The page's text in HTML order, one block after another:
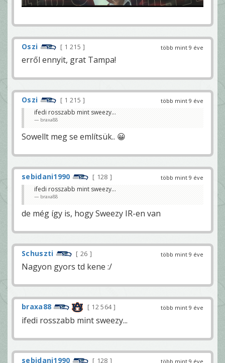
több mint 9 éve
Oszi 1 215
erről ennyit, grat Tampa!
több mint 9 éve
Oszi
1 215
ifedi rosszabb mint sweezy...
braxa88
Sowellt meg se említsük.. 😀
több mint 9 éve
sebidani1990
128
ifedi rosszabb mint sweezy...
braxa88
de még így is, hogy Sweezy IR-en van
több mint 9 éve
Schuszti 26
Nagyon gyors td kene :/
több mint 9 éve
braxa88 12 564
ifedi rosszabb mint sweezy...
több mint 9 éve
sebidani1990 128